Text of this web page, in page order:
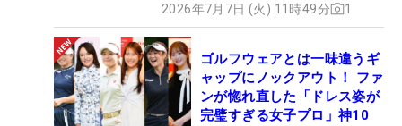
2026年7月7日 (火) 11時49分 1
ゴルフウェアとは一味違うギ
ャップにノックアウト！ ファ
ンが惚れ直した「ドレス姿が
完璧すぎる女子プロ」神10